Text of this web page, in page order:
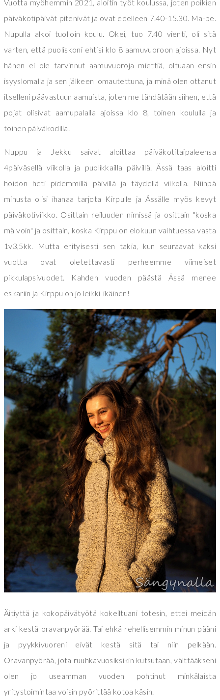
Vuotta myöhemmin 2021, aloitin työt koulussa, joten poikien
päiväkotipäivät pitenivät ja ovat edelleen 7.40-15.30. Ma-pe.
Nupulla alkoi tuolloin koulu. Okei, tuo 7.40 vienti, oli sitä
varten, että puoliskoni ehtisi klo 8 aamuvuoroon ajoissa. Nyt
hänen ei ole tarvinnut aamuvuoroja miettiä, oltuaan ensin
isyyslomalla ja sen jälkeen lomautettuna, ja minä olen ottanut
itselleni päävastuun aamuista, joten me tähdätään siihen, että
pojat olisivat aamupalalla ajoissa klo 8, toinen koululla ja
toinen päiväkodilla.
Nuppu ja Jekku saivat aloittaa päiväkotitaipaleensa
4päiväsellä viikolla ja puolikkailla päivillä. Ässä taas aloitti
hoidon heti pidemmillä päivillä ja täydellä viikolla. Niinpä
minusta olisi ihanaa tarjota Kirpulle ja Ässälle myös kevyt
päiväkotiviikko. Osittain reiluuden nimissä ja osittain "koska
mä voin" ja osittain, koska Kirppu on elokuun vaihtuessa vasta
1v3,5kk. Mutta erityisesti sen takia, kun seuraavat kaksi
vuotta ovat oletettavasti perheemme viimeiset
pikkulapsivuodet. Kahden vuoden päästä Ässä menee
eskariin ja Kirppu on jo leikki-ikäinen!
Äitiyttä ja kokopäivätyötä kokeiltuani totesin, ettei meidän
arki kestä oravanpyörää. Tai ehkä rehellisemmin minun pääni
ja pyykkivuoreni eivät kestä sitä tai niin pelkään.
Oravanpyörää, jota ruuhkavuosiksikin kutsutaan, välttääkseni
olen jo useamman vuoden pohtinut minkälaista
yritystoimintaa voisin pyörittää kotoa käsin.